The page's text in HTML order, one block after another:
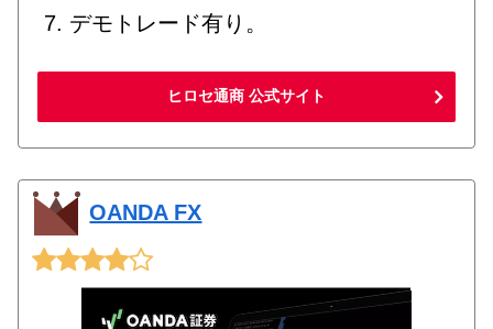
デモトレード有り。
ヒロセ通商 公式サイト
OANDA FX